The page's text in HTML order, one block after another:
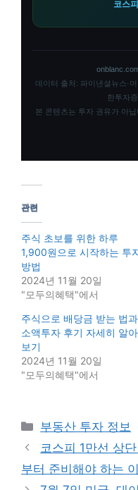
코스
데이터 출처: 파이낸셜뉴스·
한투자
본 콘텐츠는 투자 권유가 아
관련
주식 초보를 위한 하루
1,900원으로 시작하는 투
방법
2024년 11월 20일
"모두의혜택"에서
주식으로 배당금 받는 법과
소액투자 후기 자세히 알아
보기
2024년 11월 20일
"모두의혜택"에서
Categories
부동산 투자 정보
코스피 1만선 상
부터 준비해야 하는